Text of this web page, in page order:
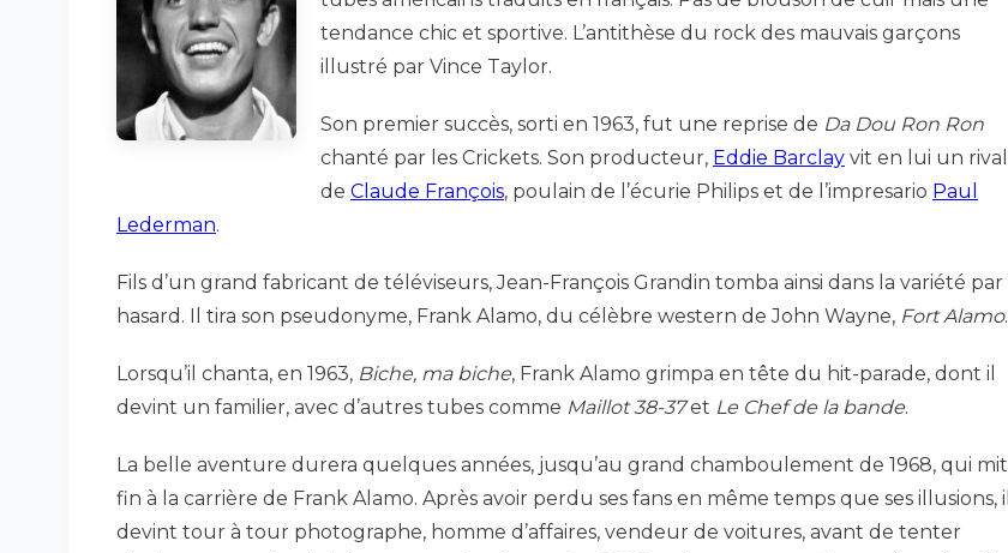
tendance chic et sportive. L’antithèse du rock des mauvais garçons
illustré par Vince Taylor.
Son premier succès, sorti en 1963, fut une reprise de Da Dou Ron Ron
chanté par les Crickets. Son producteur, Eddie Barclay vit en lui un rival
de Claude François, poulain de l’écurie Philips et de l’impresario Paul
Lederman.
Fils d’un grand fabricant de téléviseurs, Jean-François Grandin tomba ainsi dans la variété par
hasard. Il tira son pseudonyme, Frank Alamo, du célèbre western de John Wayne, Fort Alamo.
Lorsqu’il chanta, en 1963, Biche, ma biche, Frank Alamo grimpa en tête du hit-parade, dont il
devint un familier, avec d’autres tubes comme Maillot 38-37et Le Chef de la bande.
La belle aventure durera quelques années, jusqu’au grand chamboulement de 1968, qui mit
fin à la carrière de Frank Alamo. Après avoir perdu ses fans en même temps que ses illusions, il
devint tour à tour photographe, homme d’affaires, vendeur de voitures, avant de tenter